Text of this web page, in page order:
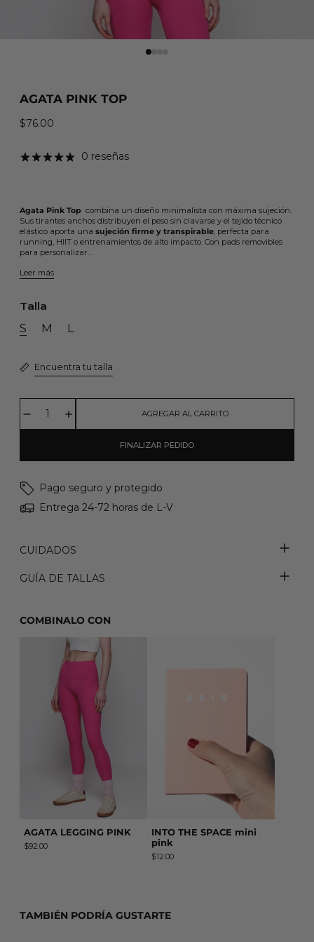
AGATA PINK TOP
Precio habitual
$76.00
0 reseñas
Agata Pink Top combina un diseño minimalista con máxima sujeción.
Sus tirantes anchos distribuyen el peso sin clavarse y el tejido técnico
elástico aporta una sujeción firme y transpirable, perfecta para
running, HIIT o entrenamientos de alto impacto. Con pads removibles
para personalizar…
Leer más
Talla
S M L
Encuentra tu talla
AGREGAR AL CARRITO
FINALIZAR PEDIDO
COMBINALO CON
AGATA LEGGING PINK
$92.00
INTO THE SPACE mini
pink
$12.00
Pago seguro y protegido
Entrega 24-72 horas de L-V
CUIDADOS
GUÍA DE TALLAS
TAMBIÉN PODRÍA GUSTARTE